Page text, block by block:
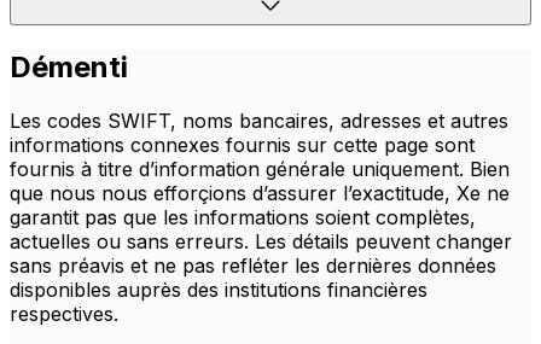
Démenti
Les codes SWIFT, noms bancaires, adresses et autres
informations connexes fournis sur cette page sont
fournis à titre d’information générale uniquement. Bien
que nous nous efforçions d’assurer l’exactitude, Xe ne
garantit pas que les informations soient complètes,
actuelles ou sans erreurs. Les détails peuvent changer
sans préavis et ne pas refléter les dernières données
disponibles auprès des institutions financières
respectives.